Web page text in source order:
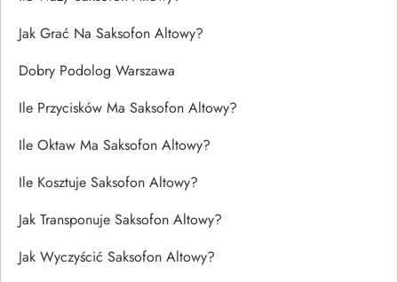
Jak Grać Na Saksofon Altowy?
Dobry Podolog Warszawa
Ile Przycisków Ma Saksofon Altowy?
Ile Oktaw Ma Saksofon Altowy?
Ile Kosztuje Saksofon Altowy?
Jak Transponuje Saksofon Altowy?
Jak Wyczyścić Saksofon Altowy?